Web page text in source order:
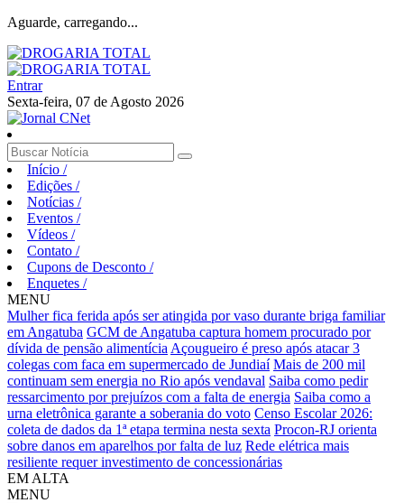
Aguarde, carregando...
Entrar
Sexta-feira, 07 de Agosto 2026
Início /
Edições /
Notícias /
Eventos /
Vídeos /
Contato /
Cupons de Desconto /
Enquetes /
MENU
Mulher fica ferida após ser atingida por vaso durante briga familiar
em Angatuba GCM de Angatuba captura homem procurado por
dívida de pensão alimentícia Açougueiro é preso após atacar 3
colegas com faca em supermercado de Jundiaí Mais de 200 mil
continuam sem energia no Rio após vendaval Saiba como pedir
ressarcimento por prejuízos com a falta de energia Saiba como a
urna eletrônica garante a soberania do voto Censo Escolar 2026:
coleta de dados da 1ª etapa termina nesta sexta Procon-RJ orienta
sobre danos em aparelhos por falta de luz Rede elétrica mais
resiliente requer investimento de concessionárias
EM ALTA
MENU